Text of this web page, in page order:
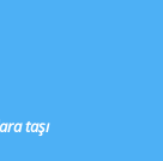
taşı